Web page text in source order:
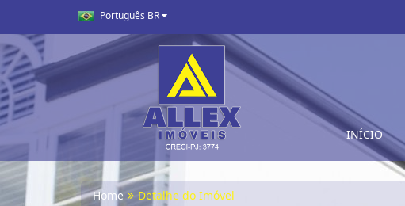
Português BR
INÍCIO
Home Detalhe do Imóvel